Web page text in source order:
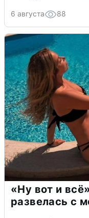
6 августа 88
«Ну вот и
развелась с